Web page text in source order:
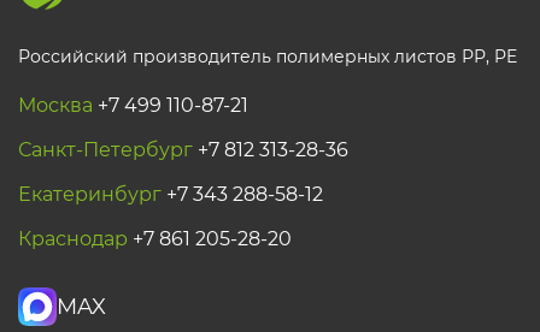
Российский производитель полимерных листов РР, PE
Москва +7 499 110-87-21
Санкт-Петербург +7 812 313-28-36
Екатеринбург +7 343 288-58-12
Краснодар +7 861 205-28-20
MAX